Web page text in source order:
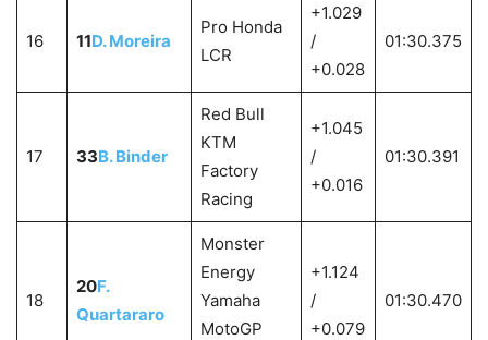
16 11D. Moreira
Pro Honda
LCR
+1.029
/
+0.028
01:30.375
17 33B. Binder
Red Bull
KTM
Factory
Racing
+1.045
/
+0.016
01:30.391
18
20F.
Quartararo
Monster
Energy
Yamaha
MotoGP
+1.124
/
+0.079
01:30.470